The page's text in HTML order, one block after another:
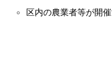
区内の農業者等が開